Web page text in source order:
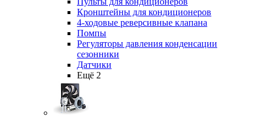
Кронштейны для кондиционеров
4-ходовые реверсивные клапана
Помпы
Регуляторы давления конденсации
сезонники
Датчики
Ещё 2